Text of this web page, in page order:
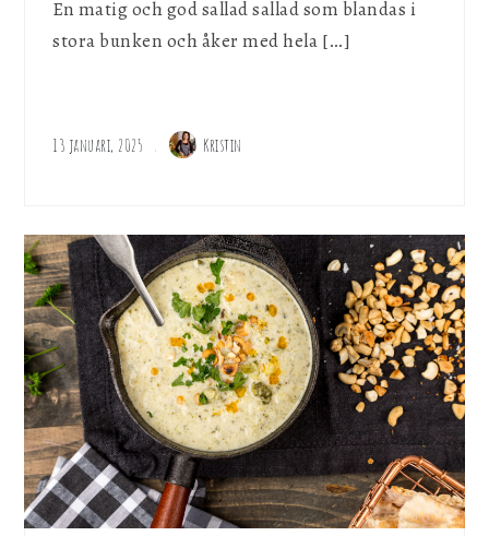
En matig och god sallad sallad som blandas i
stora bunken och åker med hela […]
13 januari, 2025 Kristin